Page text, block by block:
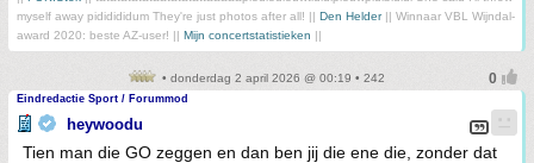
myself away pididididum They're just photos after all! || Den Helder|| Winnaar VBL Wijndal-
award 2020: beste AZ-user! || Mijn concertstatistieken ||
• donderdag 2 april 2026 @ 00:19 • 242
Eindredactie Sport / Forummod
heywoodu
Tien man die GO zeggen en dan ben jij die ene die, zonder dat